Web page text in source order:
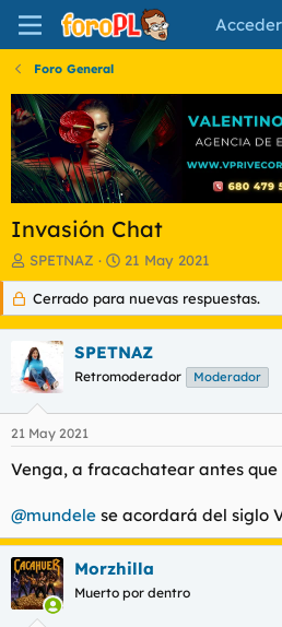
Acceder
Foro General
Invasión Chat
I
n
c
a
d
o
r
d
l
e
m
a
SPETNAZ
F
e
c
h
d
e
n
i
21 May 2021
Cerrado para nuevas respuestas.
SPETNAZ
Retromoderador Moderador
21 May 2021
Venga, a fracachatear antes que
@mundele se acordará del siglo
Morzhilla
Muerto por dentro